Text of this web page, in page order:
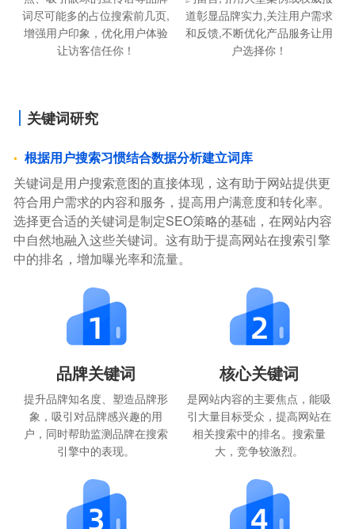
词尽可能多的占位搜索前几页,
增强用户印象，优化用户体验
让访客信任你！
道彰显品牌实力,关注用户需求
和反馈,不断优化产品服务让用
户选择你！
关键词研究
根据用户搜索习惯结合数据分析建立词库
关键词是用户搜索意图的直接体现，这有助于网站提供更
符合用户需求的内容和服务，提高用户满意度和转化率。
选择更合适的关键词是制定SEO策略的基础，在网站内容
中自然地融入这些关键词。这有助于提高网站在搜索引擎
中的排名，增加曝光率和流量。
品牌关键词
提升品牌知名度、塑造品牌形
象，吸引对品牌感兴趣的用
户，同时帮助监测品牌在搜索
引擎中的表现。
核心关键词
是网站内容的主要焦点，能吸
引大量目标受众，提高网站在
相关搜索中的排名。搜索量
大，竞争较激烈。